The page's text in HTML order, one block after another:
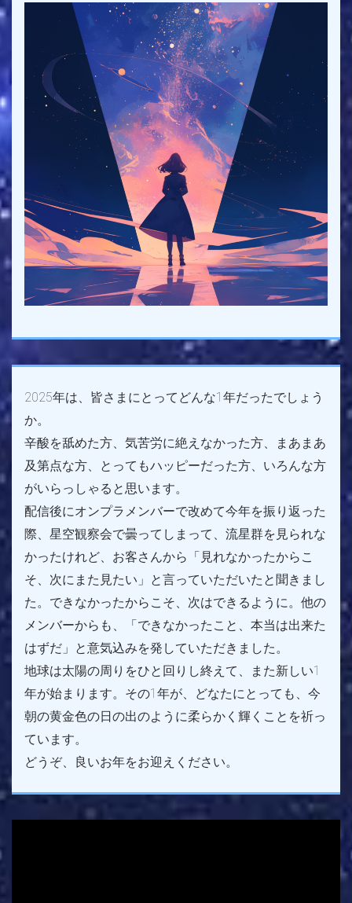
2025年は、皆さまにとってどんな1年だったでしょう
か。
辛酸を舐めた方、気苦労に絶えなかった方、まあまあ
及第点な方、とってもハッピーだった方、いろんな方
がいらっしゃると思います。
配信後にオンプラメンバーで改めて今年を振り返った
際、星空観察会で曇ってしまって、流星群を見られな
かったけれど、お客さんから「見れなかったからこ
そ、次にまた見たい」と言っていただいたと聞きまし
た。できなかったからこそ、次はできるように。他の
メンバーからも、「できなかったこと、本当は出来た
はずだ」と意気込みを発していただきました。
地球は太陽の周りをひと回りし終えて、また新しい1
年が始まります。その1年が、どなたにとっても、今
朝の黄金色の日の出のように柔らかく輝くことを祈っ
ています。
どうぞ、良いお年をお迎えください。